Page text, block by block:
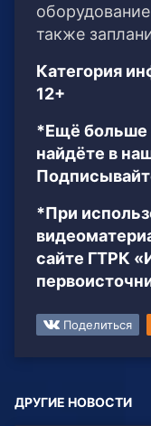
также
Категория
12+
*Ещё больше
найдёте в
*При
сайте ГТРК
Поделиться
ДРУГИЕ НОВОСТИ